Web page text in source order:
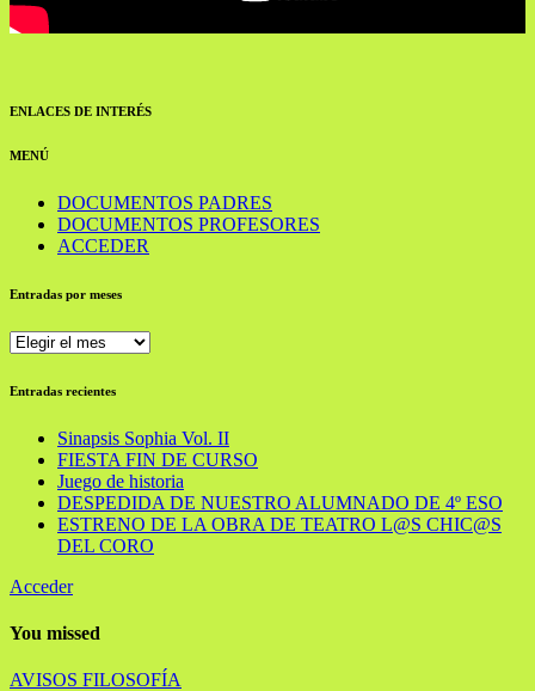
ENLACES DE INTERÉS
MENÚ
DOCUMENTOS PADRES
DOCUMENTOS PROFESORES
ACCEDER
Entradas por meses
Entradas
meses
Entradas recientes
Sinapsis Sophia Vol. II
FIESTA FIN DE CURSO
Juego de historia
DESPEDIDA DE NUESTRO ALUMNADO DE 4º ESO
ESTRENO DE LA OBRA DE TEATRO L@S CHIC@S
DEL CORO
Acceder
You missed
AVISOS FILOSOFÍA